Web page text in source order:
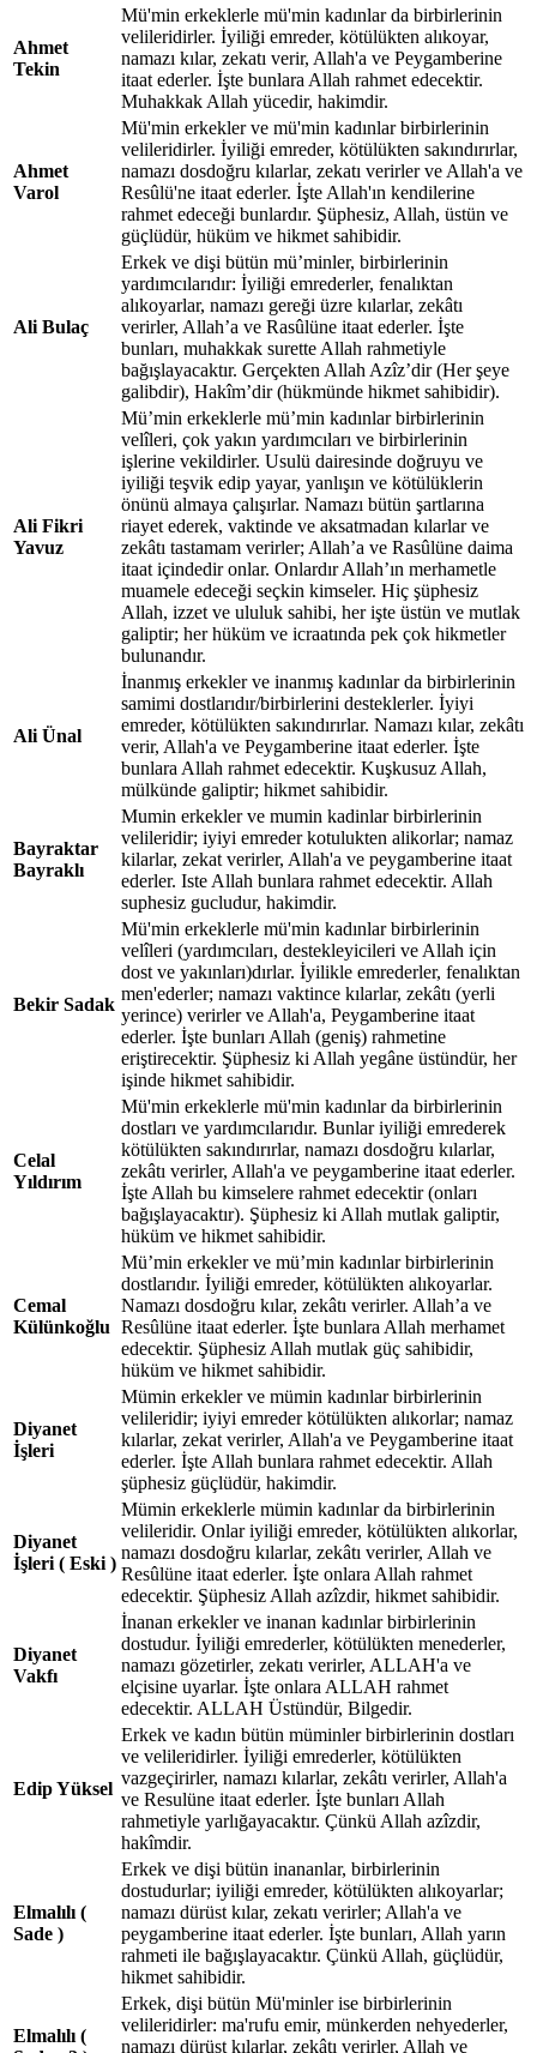
Ahmet
Tekin
Mü'min erkeklerle mü'min kadınlar da birbirlerinin
velileridirler. İyiliği emreder, kötülükten alıkoyar,
namazı kılar, zekatı verir, Allah'a ve Peygamberine
itaat ederler. İşte bunlara Allah rahmet edecektir.
Muhakkak Allah yücedir, hakimdir.
Ahmet
Varol
Mü'min erkekler ve mü'min kadınlar birbirlerinin
velileridirler. İyiliği emreder, kötülükten sakındırırlar,
namazı dosdoğru kılarlar, zekatı verirler ve Allah'a ve
Resûlü'ne itaat ederler. İşte Allah'ın kendilerine
rahmet edeceği bunlardır. Şüphesiz, Allah, üstün ve
güçlüdür, hüküm ve hikmet sahibidir.
Ali Bulaç
Erkek ve dişi bütün mü’minler, birbirlerinin
yardımcılarıdır: İyiliği emrederler, fenalıktan
alıkoyarlar, namazı gereği üzre kılarlar, zekâtı
verirler, Allah’a ve Rasûlüne itaat ederler. İşte
bunları, muhakkak surette Allah rahmetiyle
bağışlayacaktır. Gerçekten Allah Azîz’dir (Her şeye
galibdir), Hakîm’dir (hükmünde hikmet sahibidir).
Ali Fikri
Yavuz
Mü’min erkeklerle mü’min kadınlar birbirlerinin
velîleri, çok yakın yardımcıları ve birbirlerinin
işlerine vekildirler. Usulü dairesinde doğruyu ve
iyiliği teşvik edip yayar, yanlışın ve kötülüklerin
önünü almaya çalışırlar. Namazı bütün şartlarına
riayet ederek, vaktinde ve aksatmadan kılarlar ve
zekâtı tastamam verirler; Allah’a ve Rasûlüne daima
itaat içindedir onlar. Onlardır Allah’ın merhametle
muamele edeceği seçkin kimseler. Hiç şüphesiz
Allah, izzet ve ululuk sahibi, her işte üstün ve mutlak
galiptir; her hüküm ve icraatında pek çok hikmetler
bulunandır.
Ali Ünal
İnanmış erkekler ve inanmış kadınlar da birbirlerinin
samimi dostlarıdır/birbirlerini desteklerler. İyiyi
emreder, kötülükten sakındırırlar. Namazı kılar, zekâtı
verir, Allah'a ve Peygamberine itaat ederler. İşte
bunlara Allah rahmet edecektir. Kuşkusuz Allah,
mülkünde galiptir; hikmet sahibidir.
Bayraktar
Bayraklı
Mumin erkekler ve mumin kadinlar birbirlerinin
velileridir; iyiyi emreder kotulukten alikorlar; namaz
kilarlar, zekat verirler, Allah'a ve peygamberine itaat
ederler. Iste Allah bunlara rahmet edecektir. Allah
suphesiz gucludur, hakimdir.
Bekir Sadak
Mü'min erkeklerle mü'min kadınlar birbirlerinin
velîleri (yardımcıları, destekleyicileri ve Allah için
dost ve yakınları)dırlar. İyilikle emrederler, fenalıktan
men'ederler; namazı vaktince kılarlar, zekâtı (yerli
yerince) verirler ve Allah'a, Peygamberine itaat
ederler. İşte bunları Allah (geniş) rahmetine
eriştirecektir. Şüphesiz ki Allah yegâne üstündür, her
işinde hikmet sahibidir.
Celal
Yıldırım
Mü'min erkeklerle mü'min kadınlar da birbirlerinin
dostları ve yardımcılarıdır. Bunlar iyiliği emrederek
kötülükten sakındırırlar, namazı dosdoğru kılarlar,
zekâtı verirler, Allah'a ve peygamberine itaat ederler.
İşte Allah bu kimselere rahmet edecektir (onları
bağışlayacaktır). Şüphesiz ki Allah mutlak galiptir,
hüküm ve hikmet sahibidir.
Cemal
Külünkoğlu
Mü’min erkekler ve mü’min kadınlar birbirlerinin
dostlarıdır. İyiliği emreder, kötülükten alıkoyarlar.
Namazı dosdoğru kılar, zekâtı verirler. Allah’a ve
Resûlüne itaat ederler. İşte bunlara Allah merhamet
edecektir. Şüphesiz Allah mutlak güç sahibidir,
hüküm ve hikmet sahibidir.
Diyanet
İşleri
Mümin erkekler ve mümin kadınlar birbirlerinin
velileridir; iyiyi emreder kötülükten alıkorlar; namaz
kılarlar, zekat verirler, Allah'a ve Peygamberine itaat
ederler. İşte Allah bunlara rahmet edecektir. Allah
şüphesiz güçlüdür, hakimdir.
Diyanet
İşleri ( Eski )
Mümin erkeklerle mümin kadınlar da birbirlerinin
velileridir. Onlar iyiliği emreder, kötülükten alıkorlar,
namazı dosdoğru kılarlar, zekâtı verirler, Allah ve
Resûlüne itaat ederler. İşte onlara Allah rahmet
edecektir. Şüphesiz Allah azîzdir, hikmet sahibidir.
Diyanet
Vakfı
İnanan erkekler ve inanan kadınlar birbirlerinin
dostudur. İyiliği emrederler, kötülükten menederler,
namazı gözetirler, zekatı verirler, ALLAH'a ve
elçisine uyarlar. İşte onlara ALLAH rahmet
edecektir. ALLAH Üstündür, Bilgedir.
Edip Yüksel
Erkek ve kadın bütün müminler birbirlerinin dostları
ve velileridirler. İyiliği emrederler, kötülükten
vazgeçirirler, namazı kılarlar, zekâtı verirler, Allah'a
ve Resulüne itaat ederler. İşte bunları Allah
rahmetiyle yarlığayacaktır. Çünkü Allah azîzdir,
hakîmdir.
Elmalılı (
Sade )
Erkek ve dişi bütün inananlar, birbirlerinin
dostudurlar; iyiliği emreder, kötülükten alıkoyarlar;
namazı dürüst kılar, zekatı verirler; Allah'a ve
peygamberine itaat ederler. İşte bunları, Allah yarın
rahmeti ile bağışlayacaktır. Çünkü Allah, güçlüdür,
hikmet sahibidir.
Elmalılı (
Erkek, dişi bütün Mü'minler ise birbirlerinin
velileridirler: ma'rufu emir, münkerden nehyederler,
namazı dürüst kılarlar, zekâtı verirler, Allah ve